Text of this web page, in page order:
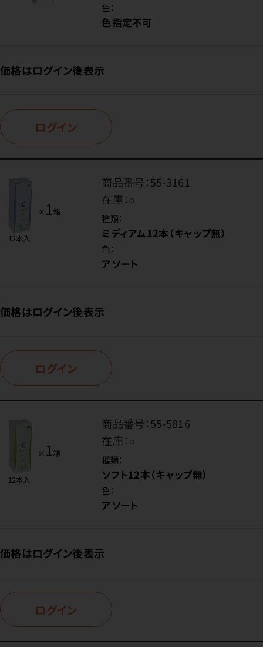
色：
色指定不可
価格はログイン後表示
ログイン
商品番号：55-3161
在庫：○
種類：
ミディアム12本（キャップ無）
色：
アソート
価格はログイン後表示
ログイン
商品番号：55-5816
在庫：○
種類：
ソフト12本（キャップ無）
色：
アソート
価格はログイン後表示
ログイン